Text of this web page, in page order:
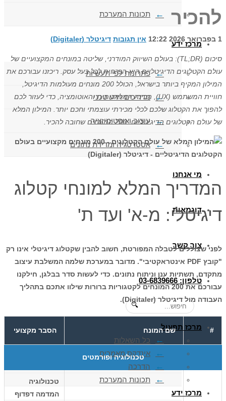
תכונות המערכת
מרכז ידע
פתרונות לפי תעשיות
מדריכים וידע טכני
עיצוב ואופטימיזציה
אסטרטגיה ומדידת נתונים
מי אנחנו
דוגמאות
צור קשר
טלפון: 03-6839666
🔍
מרכז תפעול
כל השאלות
אינדקס מאמרים
הדרכה
תכונות המערכת
מרכז ידע
להכיר
1 בפברואר 2026 12:22 אין תגובות דיגיטלר (Digitaler)
סיכום (TL;DR): בעולם השיווק המודרני, שליטה במונחים המקצועיים של
עולם הקטלוגים הדיגיטליים היא הכרחית לכל בעל עסק. ריכזנו עבורכם את
המילון המקיף ביותר בישראל, הכולל 200 מונחים מעולמות הדיגיטל,
חוויית המשתמש (UX), הבינה המלאכותית והאוטומציה, כדי לעזור לכם
להפוך את הקטלוג שלכם לכלי מכירתי עוצמתי וחכם יותר. המילון המלא
של עולם הקטלוגים הדיגיטליים: 200 המונחים שחובה להכיר.
המדריך המלא למונחי קטלוג
דיגיטלי: מ-א' ועד ת'
לפני שצוללים לטבלה המפורטת, חשוב להבין שקטלוג דיגיטלי אינו רק
"קובץ PDF אינטראקטיבי". מדובר במערכת שלמה המשלבת עיצוב
מתקדם, תשתיות ענן וניתוח נתונים. כדי לעשות סדר בבלגן, חילקנו
עבורכם את 200 המונחים לקטגוריות ברורות שילוו אתכם בתהליך
העבודה מולדיגיטלר (Digitaler) .
# שם המונח הסבר מקצועי
טכנולוגיה ופורמטים
טכנולוגיה
המדמה דפדוף